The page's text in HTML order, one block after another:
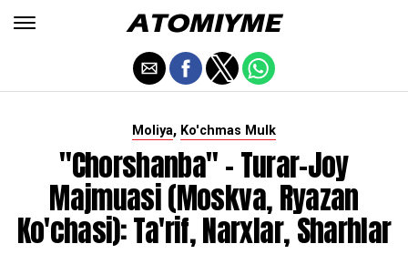
Moliya, Ko'chmas Mulk
"Chorshanba" - Turar-Joy
Majmuasi (Moskva, Ryazan
Ko'chasi): Ta'rif, Narxlar, Sharhlar